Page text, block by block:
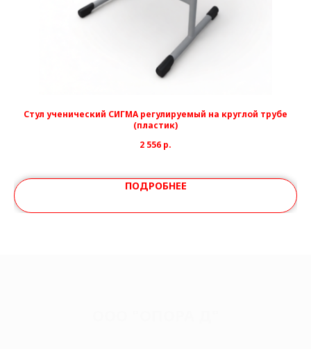
Стул ученический СИГМА регулируемый на круглой трубе
(пластик)
2 556 р.
ПОДРОБНЕЕ